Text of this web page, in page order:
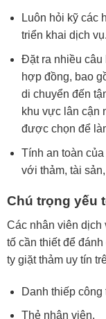
Luôn hỏi kỹ các
triển khai dịch vụ.
Đặt ra nhiều câu
hợp đồng, bao
di chuyển đến
khu vực lân cận
được chọn để
Tính an toàn
với thảm, tài
Chú trọng yếu
Các nhân viên dịch
tố cần thiết để
ty giặt thảm uy tín
Danh thiếp công
Thẻ nhân viên.